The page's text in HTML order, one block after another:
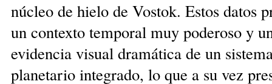
núcleo de hielo de Vostok. Estos datos
un contexto temporal muy poderoso y
evidencia visual dramática de un
planetario integrado, lo que a su vez